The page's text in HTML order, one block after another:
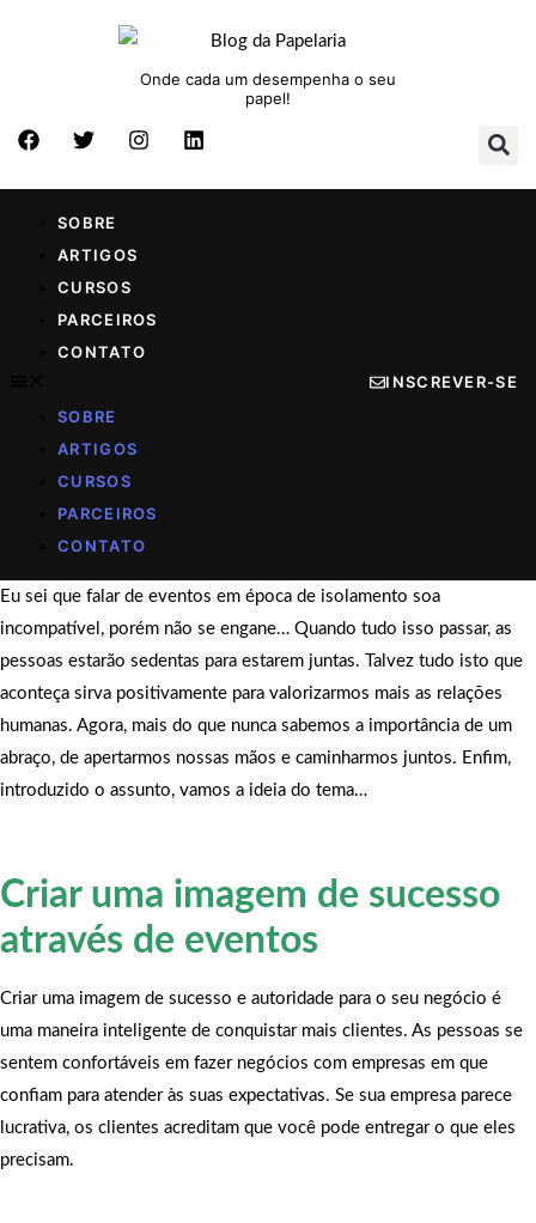
Onde cada um desempenha o seu
papel!
SOBRE
ARTIGOS
CURSOS
PARCEIROS
CONTATO
SOBRE
ARTIGOS
CURSOS
PARCEIROS
CONTATO
INSCREVER-SE
Eu sei que falar de eventos em época de isolamento soa
incompatível, porém não se engane… Quando tudo isso passar, as
pessoas estarão sedentas para estarem juntas. Talvez tudo isto que
aconteça sirva positivamente para valorizarmos mais as relações
humanas. Agora, mais do que nunca sabemos a importância de um
abraço, de apertarmos nossas mãos e caminharmos juntos. Enfim,
introduzido o assunto, vamos a ideia do tema…
Criar uma imagem de sucesso
através de eventos
Criar uma imagem de sucesso e autoridade para o seu negócio é
uma maneira inteligente de conquistar mais clientes. As pessoas se
sentem confortáveis ​​em fazer negócios com empresas em que
confiam para atender às suas expectativas. Se sua empresa parece
lucrativa, os clientes acreditam que você pode entregar o que eles
precisam.